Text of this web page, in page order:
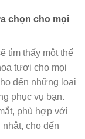
chọn cho mọi
tìm thấy một thế
tươi cho mọi
đến những loại
phục vụ bạn.
phù hợp với
cho đến